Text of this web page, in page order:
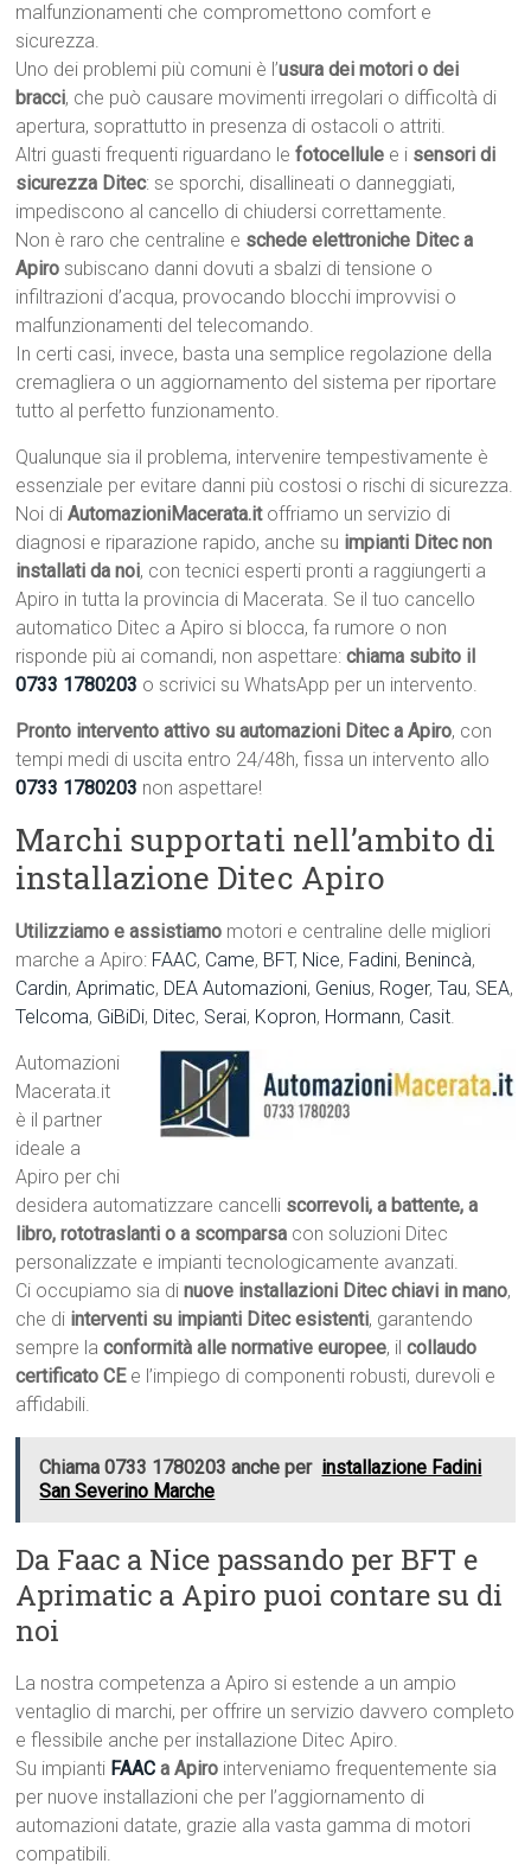
malfunzionamenti che compromettono comfort e
sicurezza.
Uno dei problemi più comuni è l’usura dei motori o dei
bracci, che può causare movimenti irregolari o difficoltà di
apertura, soprattutto in presenza di ostacoli o attriti.
Altri guasti frequenti riguardano lefotocellule e i sensori di
sicurezza Ditec: se sporchi, disallineati o danneggiati,
impediscono al cancello di chiudersi correttamente.
Non è raro che centraline e schede elettroniche Ditec a
Apiro subiscano danni dovuti a sbalzi di tensione o
infiltrazioni d’acqua, provocando blocchi improvvisi o
malfunzionamenti del telecomando.
In certi casi, invece, basta una semplice regolazione della
cremagliera o un aggiornamento del sistema per riportare
tutto al perfetto funzionamento.
Qualunque sia il problema, intervenire tempestivamente è
essenziale per evitare danni più costosi o rischi di sicurezza.
Noi diAutomazioniMacerata.itoffriamo un servizio di
diagnosi e riparazione rapido, anche su impianti Ditec non
installati da noi, con tecnici esperti pronti a raggiungerti a
Apiro in tutta la provincia di Macerata. Se il tuo cancello
automatico Ditec a Apiro si blocca, fa rumore o non
risponde più ai comandi, non aspettare:chiama subito il
0733 1780203 o scrivici su WhatsApp per un intervento.
Pronto intervento attivo su automazioni Ditec a Apiro, con
tempi medi di uscita entro 24/48h, fissa un intervento allo
0733 1780203 non aspettare!
Marchi supportati nell’ambito di
installazione Ditec Apiro
Utilizziamo e assistiamo motori e centraline delle migliori
marche a Apiro: FAAC, Came, BFT, Nice, Fadini, Benincà,
Cardin,Aprimatic, DEA Automazioni, Genius, Roger,Tau, SEA,
Telcoma, GiBiDi, Ditec, Serai, Kopron, Hormann, Casit.
Automazioni
Macerata.it
è il partner
ideale a
Apiro per chi
desidera automatizzare cancelli scorrevoli, a battente, a
libro, rototraslanti o a scomparsa con soluzioni Ditec
personalizzate e impianti tecnologicamente avanzati.
Ci occupiamo sia dinuove installazioni Ditec chiavi in mano,
che di interventi su impianti Ditec esistenti, garantendo
sempre laconformità alle normative europee, ilcollaudo
certificato CEe l’impiego di componenti robusti, durevoli e
affidabili.
Chiama 0733 1780203 anche per installazione Fadini
San Severino Marche
Da Faac a Nice passando per BFT e
Aprimatic a Apiro puoi contare su di
noi
La nostra competenza a Apiro si estende a un ampio
ventaglio di marchi, per offrire un servizio davvero completo
e flessibile anche per installazione Ditec Apiro.
Su impianti FAAC a Apiro interveniamo frequentemente sia
per nuove installazioni che per l’aggiornamento di
automazioni datate, grazie alla vasta gamma di motori
compatibili.